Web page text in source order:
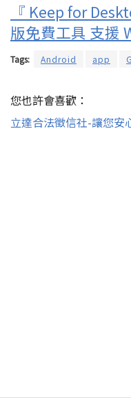
『 Keep for
版免費工具 支援
Tags: Android app
您也許會喜歡：
立達合法徵信社-讓您安